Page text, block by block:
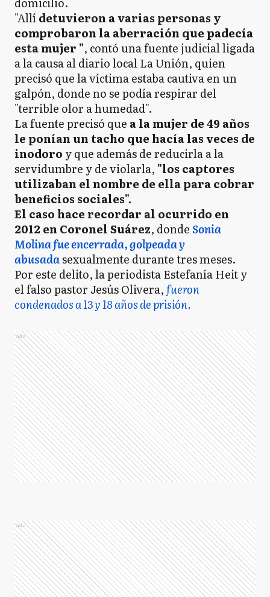
"Allídetuvieron a varias personas y
comprobaron la aberración que padecía
esta mujer ", contó una fuente judicial ligada
a la causa al diario local La Unión, quien
precisó que la víctima estaba cautiva en un
galpón, donde no se podía respirar del
"terrible olor a humedad".
La fuente precisó que a la mujer de 49 años
le ponían un tacho que hacía las veces de
inodoro y que además de reducirla a la
servidumbre y de violarla, "los captores
utilizaban el nombre de ella para cobrar
beneficios sociales".
El caso hace recordar al ocurrido en
2012 en Coronel Suárez, dondeSonia
Molina fue encerrada, golpeada y
abusadasexualmente durante tres meses.
Por este delito, la periodista Estefanía Heit y
el falso pastor Jesús Olivera,fueron
condenados a 13 y 18 años de prisión.
Ads
Ads